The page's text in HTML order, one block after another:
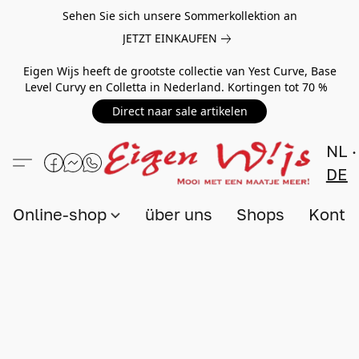
Sehen Sie sich unsere Sommerkollektion an
JETZT EINKAUFEN
Eigen Wijs heeft de grootste collectie van Yest Curve, Base
Level Curvy en Colletta in Nederland. Kortingen tot 70 %
Direct naar sale artikelen
NL
DE
Online-shop über uns Shops